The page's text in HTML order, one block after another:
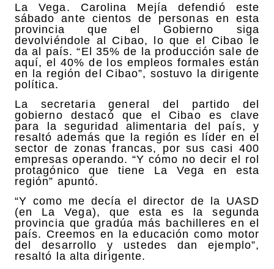
La Vega. Carolina Mejía defendió este
sábado ante cientos de personas en esta
provincia que el Gobierno siga
devolviéndole al Cibao, lo que el Cibao le
da al país. “El 35% de la producción sale de
aquí, el 40% de los empleos formales están
en la región del Cibao”, sostuvo la dirigente
política.
La secretaria general del partido del
gobierno destacó que el Cibao es clave
para la seguridad alimentaria del país, y
resaltó además que la región es líder en el
sector de zonas francas, por sus casi 400
empresas operando. “Y cómo no decir el rol
protagónico que tiene La Vega en esta
región” apuntó.
“Y como me decía el director de la UASD
(en La Vega), que esta es la segunda
provincia que gradúa más bachilleres en el
país. Creemos en la educación como motor
del desarrollo y ustedes dan ejemplo”,
resaltó la alta dirigente.